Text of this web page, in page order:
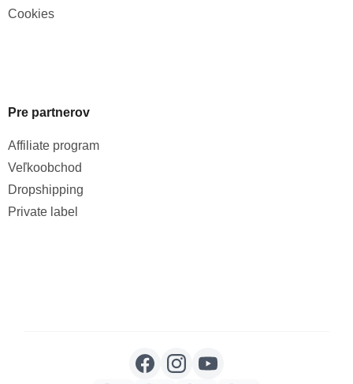
Cookies
Pre partnerov
Affiliate program
Veľkoobchod
Dropshipping
Private label